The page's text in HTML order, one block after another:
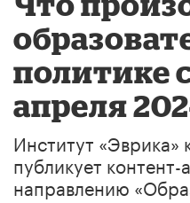
политике с
апреля
Институт
публикует
направлению